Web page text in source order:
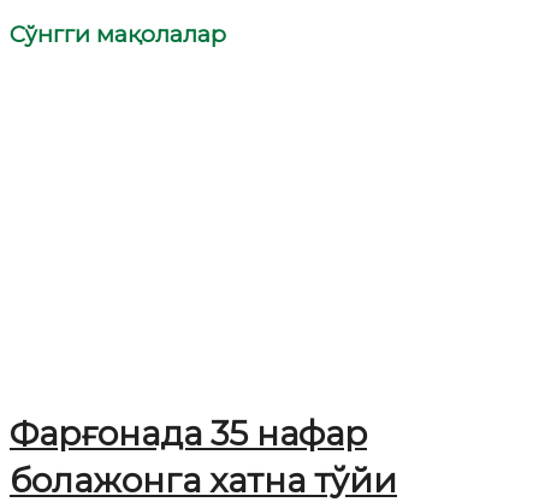
Сўнгги мақолалар
Фарғонада 35 нафар
болажонга хатна тўйи